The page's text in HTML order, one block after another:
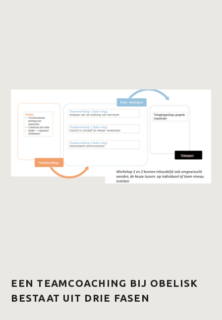
EEN TEAMCOACHING BIJ OBELISK
BESTAAT UIT DRIE FASEN